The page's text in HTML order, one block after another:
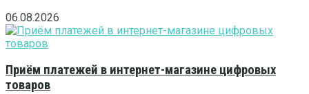
06.08.2026
Приём платежей в интернет-магазине цифровых
товаров